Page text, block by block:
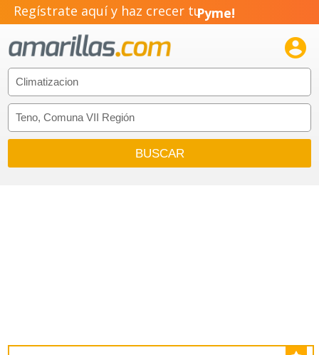
Regístrate aquí y haz crecer tuPyme!
Emprendimiento!
